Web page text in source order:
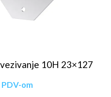
10H 23×127
PDV-om